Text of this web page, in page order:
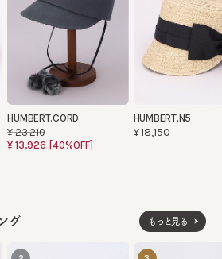
HUMBERT.CORD
¥23,210
¥13,926 [40%OFF]
HUMBERT.N5
¥18,150
グ もっと見る